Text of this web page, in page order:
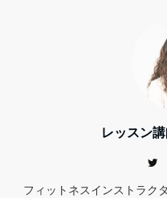
レッスン
フィットネスインストラク